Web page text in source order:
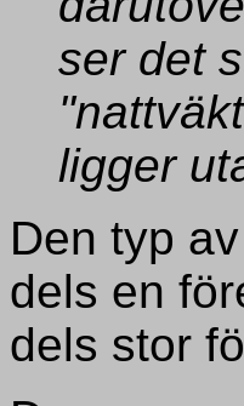
ser det
ligger
Den typ
dels en
dels stor